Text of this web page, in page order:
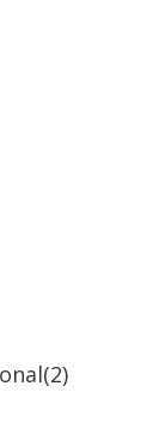
(2)